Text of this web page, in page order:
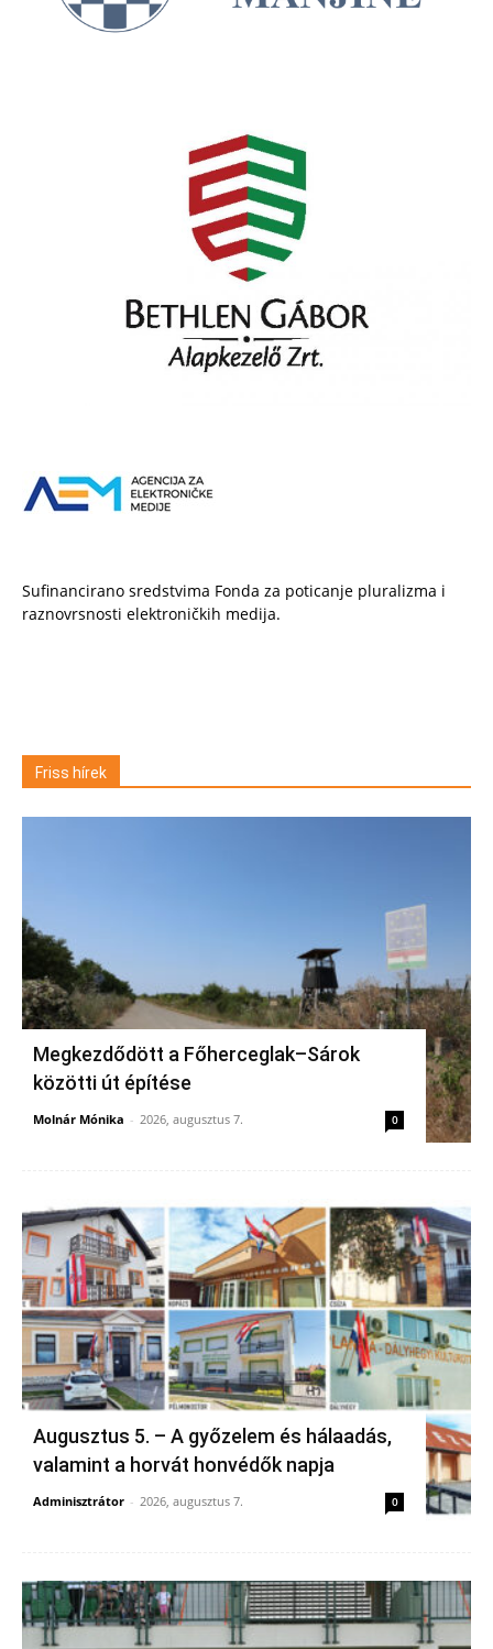
Sufinancirano sredstvima Fonda za poticanje pluralizma i
raznovrsnosti elektroničkih medija.
Friss hírek
Megkezdődött a Főherceglak–Sárok
közötti út építése
Molnár Mónika - 2026, augusztus 7. 0
Augusztus 5. – A győzelem és hálaadás,
valamint a horvát honvédők napja
Adminisztrátor - 2026, augusztus 7. 0